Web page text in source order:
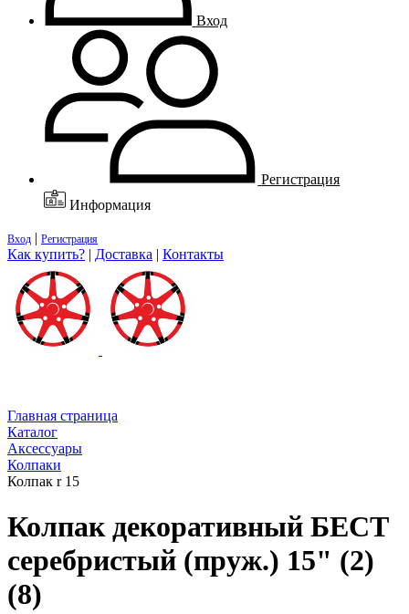
Вход
Регистрация
Информация
Вход | Регистрация
Как купить? | Доставка | Контакты
Главная страница
Каталог
Аксессуары
Колпаки
Колпак r 15
Колпак декоративный БЕСТ
серебристый (пруж.) 15" (2)
(8)